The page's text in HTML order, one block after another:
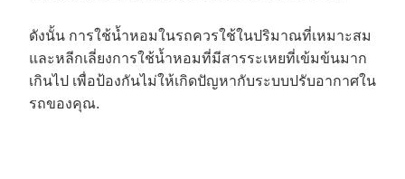
ดังนั้น การใช้น้ำหอมในรถควรใช้ในปริมาณที่เหมาะสม
และหลีกเลี่ยงการใช้น้ำหอมที่มีสารระเหยที่เข้มข้นมาก
เกินไป เพื่อป้องกันไม่ให้เกิดปัญหากับระบบปรับอากาศใน
รถของคุณ.